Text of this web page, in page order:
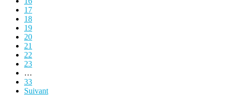
17
18
19
20
21
22
23
…
33
Suivant